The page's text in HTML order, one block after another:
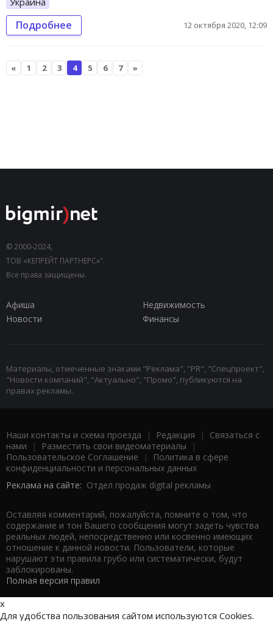
Подробнее 12 октября 2020, 12:09
« 1 2 3 4 5 6 7 »
© 2000-2024,
ТОВ «КЕПРЕЙТ ПАРТНЕРС»".
Все права защищены.
Афиша
Недвижимость
Новости
Финансы
Материалы, отмеченные знаками "Реклама", "PR", "Спецпроект",
"Новости компаний", "Актуально", "Промо", публикуются на
правах рекламы.
Наши контакты и схема проезда | Редакция | Связаться с
нами | Разместить свои видеоматериалы |
Пользовательское Соглашение |
Политика в сфере
конфиденциальности и персональных данных
Реклама на сайте: Отдел продаж digital рекламы
Оставляя комментарий, пожалуйста, помните о том, что
содержание и тон Вашего сообщения могут задеть чувства
реальных людей, непосредственно или косвенно имеющих
отношение к данной новости. Пользователи, которые
нарушают эти правила грубо или систематически, будут
заблокированы.
Полная версия правил
x
Для удобства пользования сайтом используются Cookies.